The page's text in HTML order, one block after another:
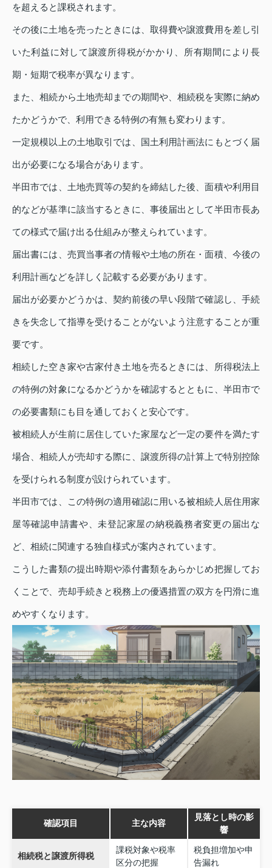
を超えると課税されます。
その後に土地を売ったときには、取得費や譲渡費用を差し引
いた利益に対して譲渡所得税がかかり、所有期間により長
期・短期で税率が異なります。
また、相続から土地売却までの期間や、相続税を実際に納め
たかどうかで、利用できる特例の有無も変わります。
一定規模以上の土地取引では、国土利用計画法にもとづく届
出が必要になる場合があります。
半田市では、土地売買等の契約を締結した後、面積や利用目
的などが基準に該当するときに、事後届出として半田市長あ
ての様式で届け出る仕組みが整えられています。
届出書には、売買当事者の情報や土地の所在・面積、今後の
利用計画などを詳しく記載する必要があります。
届出が必要かどうかは、契約前後の早い段階で確認し、手続
きを失念して指導を受けることがないよう注意することが重
要です。
相続した空き家や古家付き土地を売るときには、所得税法上
の特例の対象になるかどうかを確認するとともに、半田市で
の必要書類にも目を通しておくと安心です。
被相続人が生前に居住していた家屋など一定の要件を満たす
場合、相続人が売却する際に、譲渡所得の計算上で特別控除
を受けられる制度が設けられています。
半田市では、この特例の適用確認に用いる被相続人居住用家
屋等確認申請書や、未登記家屋の納税義務者変更の届出な
ど、相続に関連する独自様式が案内されています。
こうした書類の提出時期や添付書類をあらかじめ把握してお
くことで、売却手続きと税務上の優遇措置の双方を円滑に進
めやすくなります。
確認項目 主な内容
見落とし時の影
響
相続税と譲渡所得税
課税対象や税率
区分の把握
税負担増加や申
告漏れ